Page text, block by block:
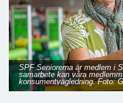
SPF Seniorerna är medlem i
samarbete kan våra
konsumentvägledning. Foto: